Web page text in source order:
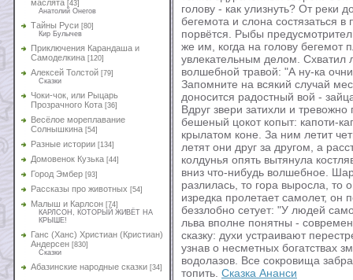
маслята [43]
Анатолий Онегов
Тайны Руси [80]
Кир Булычев
Приключения Карандаша и
Самоделкина [120]
Алексей Толстой [79]
Сказки
Чоки-чок, или Рыцарь
Прозрачного Кота [36]
Весёлое мореплавание
Солнышкина [54]
Разные истории [134]
Домовенок Кузька [44]
Город Эмбер [93]
Рассказы про животных [54]
Малыш и Карлсон [74]
КАРЛСОН, КОТОРЫЙ ЖИВЁТ НА
КРЫШЕ!
Ганс (Ханс) Христиан (Кристиан)
Андерсен [830]
Сказки
Абазинские народные сказки [34]
голову - как улизнуть? От реки
бегемота и слона состязаться в
порвётся. Рыбы
же им, когда на голову бегемот
увлекательным делом. Схватил
волшебной травой: "А ну-ка
Запомните на всякий случай
доносится радостный вой -
Вдруг звери затихли и
бешеный цокот копыт: капоти-
крылатом коне. За ним летит
летят они друг за другом, а
колдунья опять вытянула
вниз что-нибудь волшебное.
разлилась, то гора выросла, то
изредка пролетает самолет,
беззлобно сетует: "У людей
льва вполне понятны -
сказку: духи устраивают
узнав о несметных богатствах
водолазов. Все сокровища
топить. Сказка Ананси